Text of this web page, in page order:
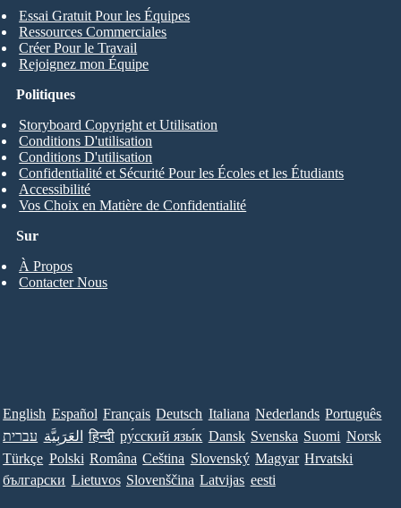
Essai Gratuit Pour les Équipes
Ressources Commerciales
Créer Pour le Travail
Rejoignez mon Équipe
Sur
À Propos
Contacter Nous
Politiques
Storyboard Copyright et Utilisation
Conditions D'utilisation
Conditions D'utilisation
Confidentialité et Sécurité Pour les Écoles et les Étudiants
Accessibilité
Vos Choix en Matière de Confidentialité
English Español Français Deutsch Italiana Nederlands Português
עברית العَرَبِيَّة हिन्दी ру́сский язы́к Dansk Svenska Suomi Norsk
Türkçe Polski Româna Ceština Slovenský Magyar Hrvatski
български Lietuvos Slovenščina Latvijas eesti